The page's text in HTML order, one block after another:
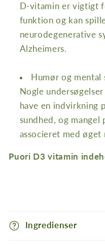
D-vitamin er vigtigt
funktion og kan
neurodegenerative
Alzheimers.
Humør og mental
Nogle
have en indvirkning
sundhed, og
associeret med
Puori D3 vitamin
n
d
Ingredienser